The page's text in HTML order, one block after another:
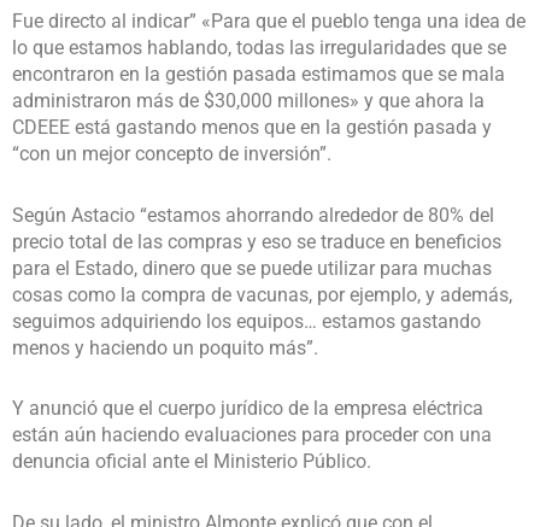
Fue directo al indicar” «Para que el pueblo tenga una idea de
lo que estamos hablando, todas las irregularidades que se
encontraron en la gestión pasada estimamos que se mala
administraron más de $30,000 millones» y que ahora la
CDEEE está gastando menos que en la gestión pasada y
“con un mejor concepto de inversión”.
Según Astacio “estamos ahorrando alrededor de 80% del
precio total de las compras y eso se traduce en beneficios
para el Estado, dinero que se puede utilizar para muchas
cosas como la compra de vacunas, por ejemplo, y además,
seguimos adquiriendo los equipos… estamos gastando
menos y haciendo un poquito más”.
Y anunció que el cuerpo jurídico de la empresa eléctrica
están aún haciendo evaluaciones para proceder con una
denuncia oficial ante el Ministerio Público.